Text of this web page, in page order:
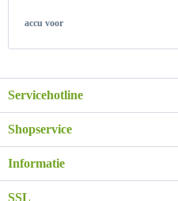
accu voor
Servicehotline
Shopservice
Informatie
SSL